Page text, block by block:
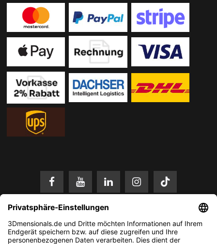
* Alle Preise in EUR inkl. gesetzl. Mehrwertsteuer zzgl. Versandkosten.
Änderungen und Irrtümer vorbehalten. Nur solange der Vorrat reicht.
© 2026 3Dmensionals / PONTIALIS GmbH & Co. KG - All Rights Reserved.​